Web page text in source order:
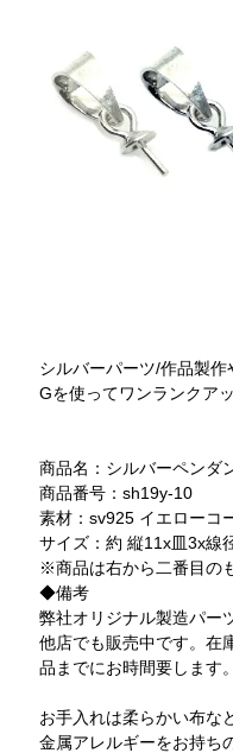
シルバーパーツ/作品製
Gを使ってワンランクア
商品名：シルバーペンダ
商品番号：sh19y-10
素材：sv925 イエローコ
サイズ：約 縦11x皿3x線
※商品は右から二番目の
◆備考
弊社オリジナル製造パー
他店でも販売中です。在
品までにお時間要します。
お手入れは柔らかい布な
金属アレルギーをお持ち